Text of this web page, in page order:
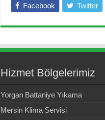
Facebook Twitter
Hizmet Bölgelerimiz
Yorgan Battaniye Yıkama
Mersin Klima Servisi